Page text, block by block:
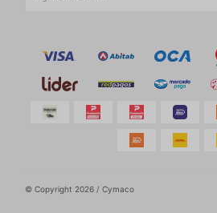
© Copyright 2026 / Cymaco